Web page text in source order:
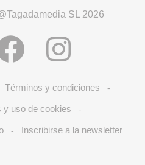
SL 2026
Términos y condiciones -
y uso de cookies -
- Inscribirse a la newsletter